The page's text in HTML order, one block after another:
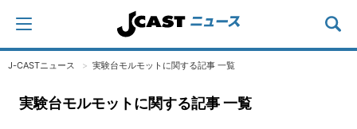
J-CASTニュース 実験台モルモットに関する記事 一覧
実験台モルモットに関する記事 一覧